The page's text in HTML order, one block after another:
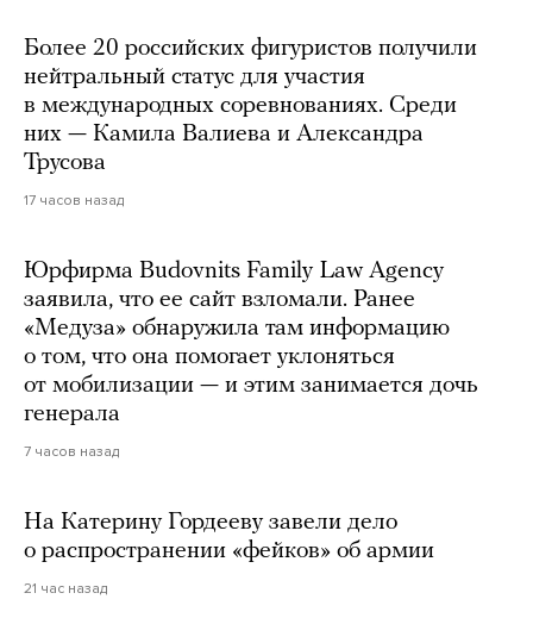
Более 20 российских фигуристов получили
нейтральный статус для участия
в международных соревнованиях. Среди
них — Камила Валиева и Александра
Трусова
17 часов назад
Юрфирма Budovnits Family Law Agency
заявила, что ее сайт взломали. Ранее
«Медуза» обнаружила там информацию
о том, что она помогает уклоняться
от мобилизации — и этим занимается дочь
генерала
7 часов назад
На Катерину Гордееву завели дело
о распространении «фейков» об армии
21 час назад